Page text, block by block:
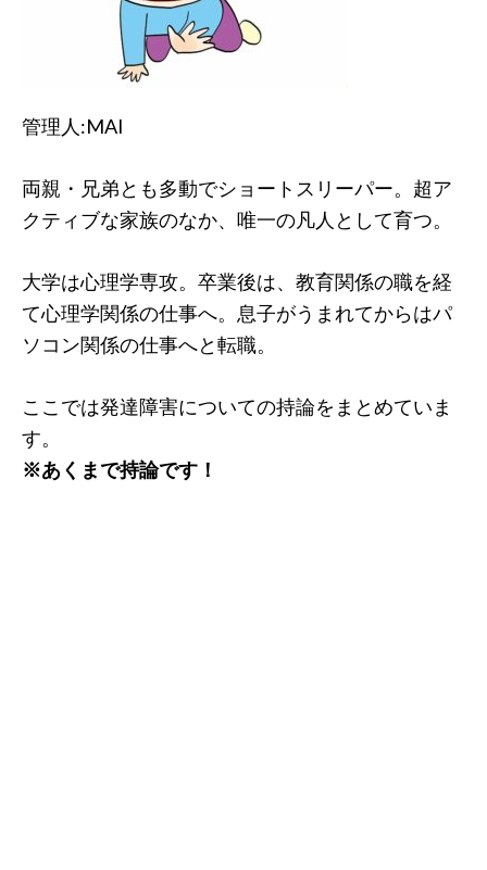
管理人:MAI
両親・兄弟とも多動でショートスリーパー。超ア
クティブな家族のなか、唯一の凡人として育つ。
大学は心理学専攻。卒業後は、教育関係の職を経
て心理学関係の仕事へ。息子がうまれてからはパ
ソコン関係の仕事へと転職。
ここでは発達障害についての持論をまとめていま
す。
※あくまで持論です！